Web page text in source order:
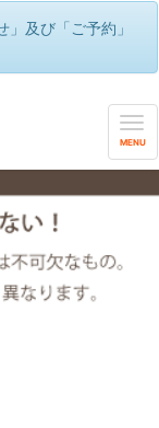
及び「ご予約」
MENU